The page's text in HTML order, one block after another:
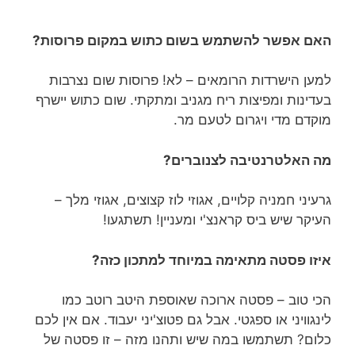
האם אפשר להשתמש בשום כתוש במקום פרוסות?
למען הישרדות הרומאים – לא! פרוסות שום נצרבות
בעדינות ומפיצות ריח מגניב ומתקתי. שום כתוש יישרף
מוקדם מדי ויגרום לטעם מר.
מה האלטרנטיבה לצנוברים?
גרעיני חמניה קלויים, אגוזי לוז קצוצים, אגוזי מלך –
העיקר שיש ביס קראנצ'י ומעניין! תשתגעו!
איזו פסטה מתאימה במיוחד למתכון כזה?
הכי טוב – פסטה ארוכה שאוספת היטב רוטב כמו
לינגוויני או ספגטי. אבל גם פטוצ'יני יעבוד. אם אין לכם
כלום? תשתמשו במה שיש ותהנו מזה – זו פסטה של